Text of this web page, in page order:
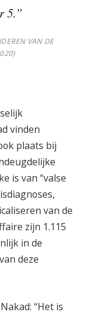
5.”
VAN DE
vinden
plaats bij
is van “valse
van de
zijn 1.115
in de
deze
Nakad: “Het is